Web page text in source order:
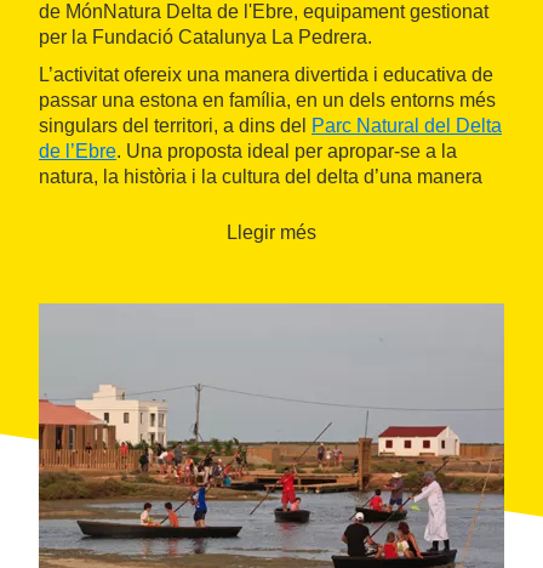
de MónNatura Delta de l'Ebre, equipament gestionat
per la Fundació Catalunya La Pedrera.
L’activitat ofereix una manera divertida i educativa de
passar una estona en família, en un dels entorns més
singulars del territori, a dins del Parc Natural del Delta
de l’Ebre. Una proposta ideal per apropar-se a la
natura, la història i la cultura del delta d’una manera
Llegir més